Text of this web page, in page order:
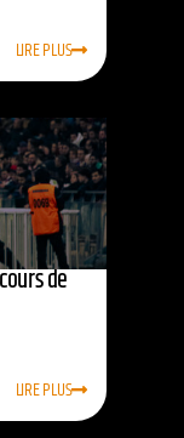
LIRE PLUS
de
LIRE PLUS